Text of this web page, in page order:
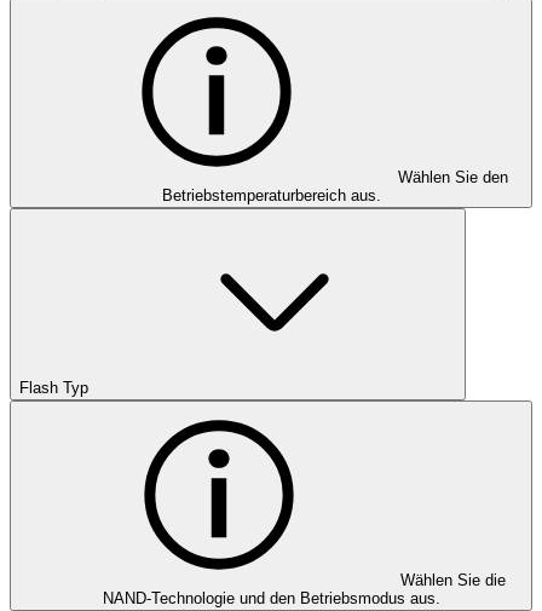
Wählen Sie den
Betriebstemperaturbereich aus.
Flash Typ
Wählen Sie die
NAND-Technologie und den Betriebsmodus aus.